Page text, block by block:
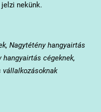
nekünk.
Nagytétény hangyairtás
hangyairtás cégeknek,
vállalkozásoknak